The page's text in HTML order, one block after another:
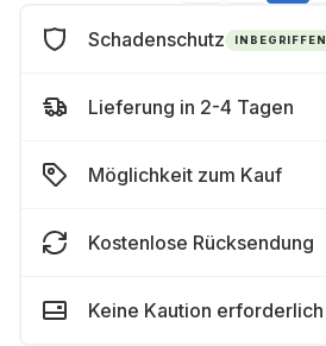
Schadenschutz INBEGRIFFEN
Lieferung in 2-4 Tagen
Möglichkeit zum Kauf
Kostenlose Rücksendung
Keine Kaution erforderlich